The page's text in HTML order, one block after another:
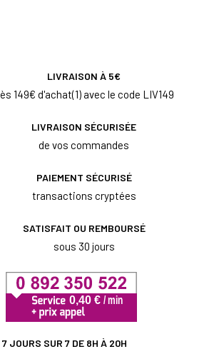
LIVRAISON À 5€
149€ d'achat(1) avec le code LIV149
LIVRAISON SÉCURISÉE
de vos commandes
PAIEMENT SÉCURISÉ
transactions cryptées
SATISFAIT OU REMBOURSÉ
sous 30 jours
7 JOURS SUR 7 DE 8H À 20H